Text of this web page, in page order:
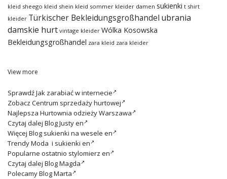
kleid sheego kleid shein kleid sommer kleider damen sukienki t shirt
kleider Türkischer Bekleidungsgroßhandel ubrania
damskie hurt vintage kleider Wólka Kosowska
Bekleidungsgroßhandel zara kleid zara kleider
View more
SprawdźJak zarabiać w internecie
Zobacz Centrum sprzedaży hurtowej
Najlepsza Hurtownia odzieży Warszawa
Czytaj dalej Blog Justy en
Więcej Blog sukienki na wesele en
TrendyModa i sukienki en
Popularne ostatnio stylomierz en
Czytaj dalej Blog Magda
PolecamyBlog Marta